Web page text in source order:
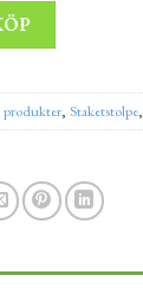
cm svart mängd
, Staketstolpe,